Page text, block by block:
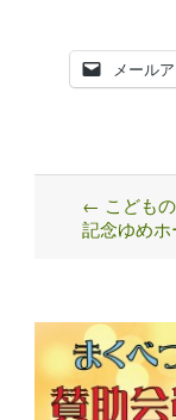
メール
Post
navigation
← こども
記念ゆめホ